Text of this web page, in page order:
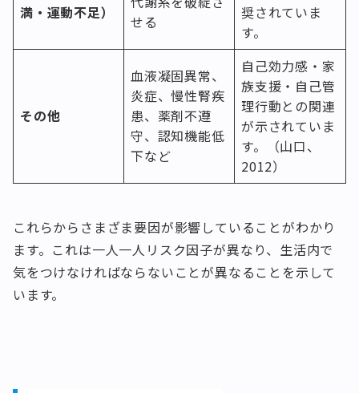
満・運動不足）
せる
奨されていま
す。
その他
血液凝固異常、
炎症、慢性腎疾
患、薬剤不遵
守、認知機能低
下など
自己効力感・家
族支援・自己管
理行動との関連
が示されていま
す。（山口、
2012）
これらからさまざま要因が影響していることがわかり
ます。これは一人一人リスク因子が異なり、生活内で
気をつけなければならないことが異なることを示して
います。